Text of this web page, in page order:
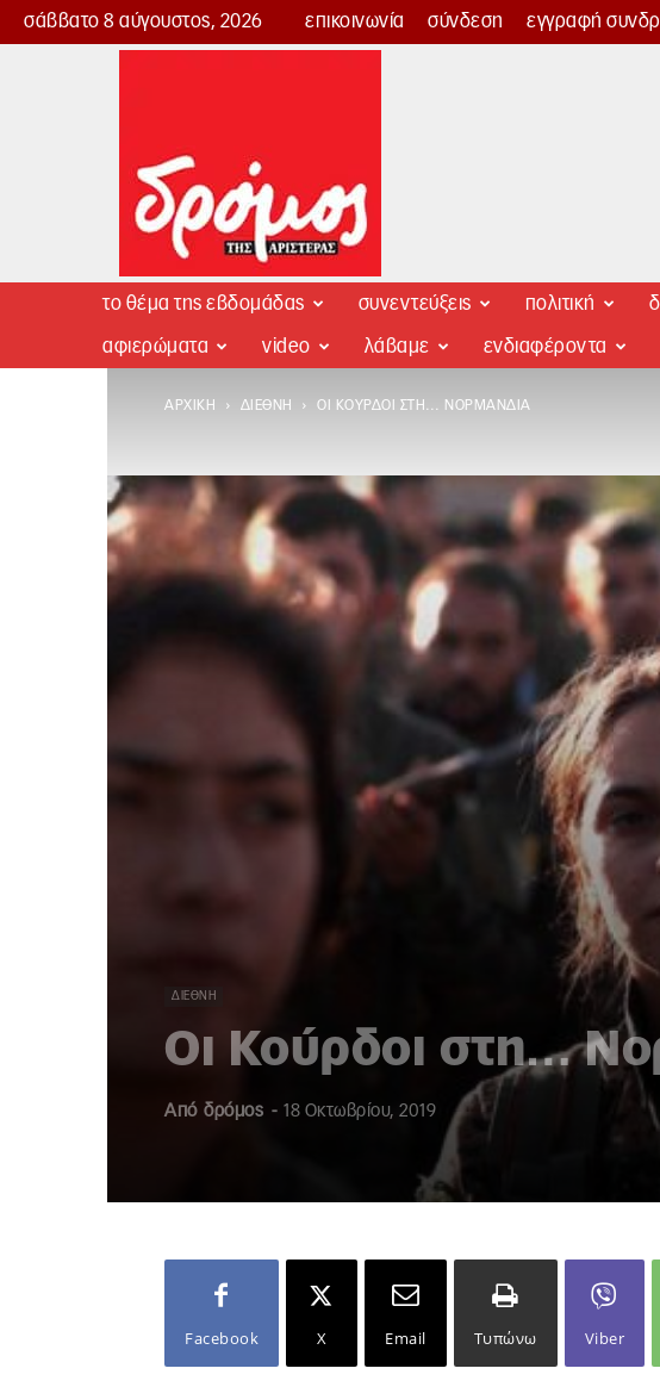
σάββατο 8 αύγουστος, 2026 επικοινωνία σύνδεση εγγραφή
Δρόμος
το θέμα της εβδομάδας συνεντεύξεις πολιτική
αφιερώματα video λάβαμε ενδιαφέροντα
ΑΡΧΙΚΉ ΔΙΕΘΝΉ ΟΙ ΚΟΎΡΔΟΙ ΣΤΗ… ΝΟΡΜΑΝΔΊΑ
ΔΙΕΘΝΉ
Οι Κούρδοι στη…
Από δρόμος - 18 Οκτωβρίου, 2019
Facebook X Email Τυπώνω Viber